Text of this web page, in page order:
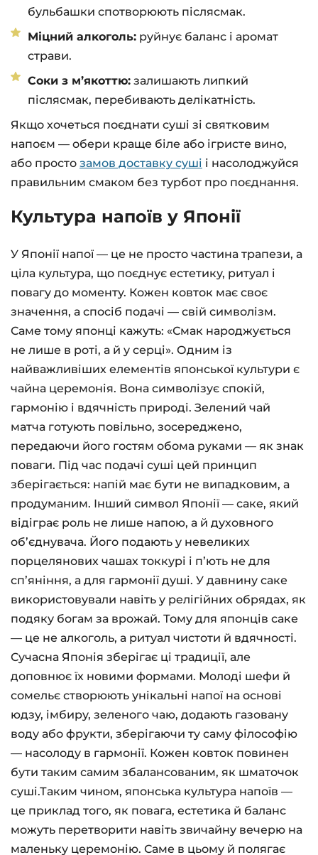
бульбашки спотворюють післясмак.
Міцний алкоголь: руйнує баланс і аромат
страви.
Соки з м’якоттю: залишають липкий
післясмак, перебивають делікатність.
Якщо хочеться поєднати суші зі святковим
напоєм — обери краще біле або ігристе вино,
або просто замов доставку суші і насолоджуйся
правильним смаком без турбот про поєднання.
Культура напоїв у Японії
У Японії напої — це не просто частина трапези, а
ціла культура, що поєднує естетику, ритуал і
повагу до моменту. Кожен ковток має своє
значення, а спосіб подачі — свій символізм.
Саме тому японці кажуть: «Смак народжується
не лише в роті, а й у серці». Одним із
найважливіших елементів японської культури є
чайна церемонія. Вона символізує спокій,
гармонію і вдячність природі. Зелений чай
матча готують повільно, зосереджено,
передаючи його гостям обома руками — як знак
поваги. Під час подачі суші цей принцип
зберігається: напій має бути не випадковим, а
продуманим. Інший символ Японії — саке, який
відіграє роль не лише напою, а й духовного
об’єднувача. Його подають у невеликих
порцелянових чашах токкурі і п’ють не для
сп’яніння, а для гармонії душі. У давнину саке
використовували навіть у релігійних обрядах, як
подяку богам за врожай. Тому для японців саке
— це не алкоголь, а ритуал чистоти й вдячності.
Сучасна Японія зберігає ці традиції, але
доповнює їх новими формами. Молоді шефи й
сомельє створюють унікальні напої на основі
юдзу, імбиру, зеленого чаю, додають газовану
воду або фрукти, зберігаючи ту саму філософію
— насолоду в гармонії. Кожен ковток повинен
бути таким самим збалансованим, як шматочок
суші.Таким чином, японська культура напоїв —
це приклад того, як повага, естетика й баланс
можуть перетворити навіть звичайну вечерю на
маленьку церемонію. Саме в цьому й полягає